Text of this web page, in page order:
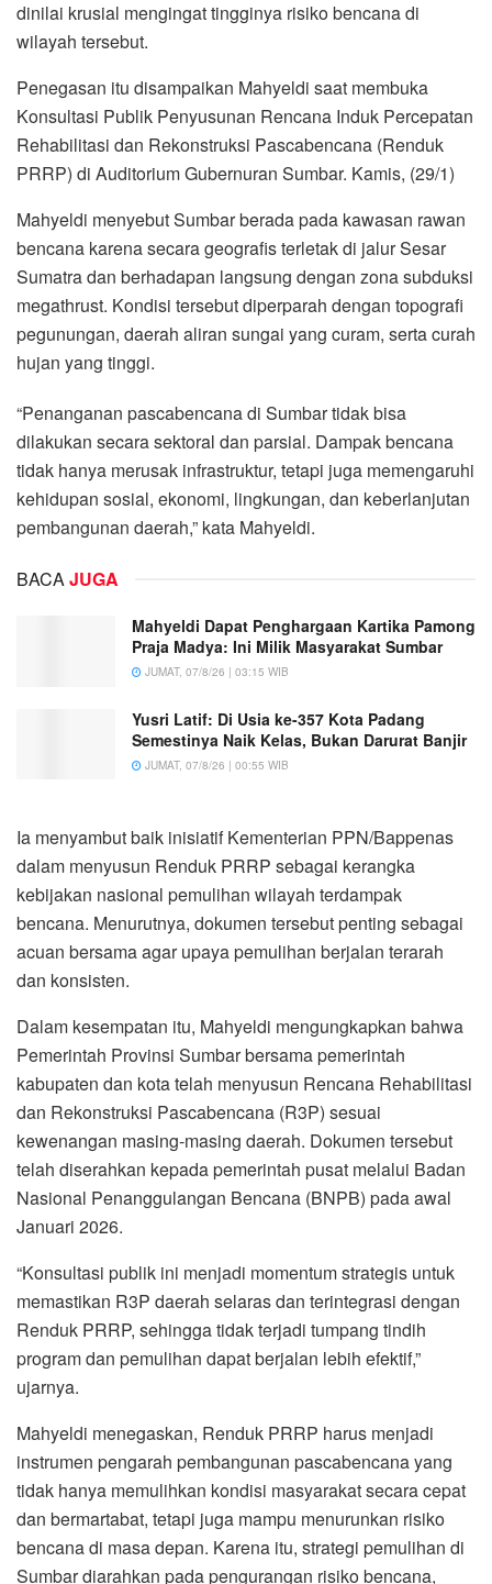
dinilai krusial mengingat tingginya risiko bencana di
wilayah tersebut.
Penegasan itu disampaikan Mahyeldi saat membuka
Konsultasi Publik Penyusunan Rencana Induk Percepatan
Rehabilitasi dan Rekonstruksi Pascabencana (Renduk
PRRP) di Auditorium Gubernuran Sumbar. Kamis, (29/1)
Mahyeldi menyebut Sumbar berada pada kawasan rawan
bencana karena secara geografis terletak di jalur Sesar
Sumatra dan berhadapan langsung dengan zona subduksi
megathrust. Kondisi tersebut diperparah dengan topografi
pegunungan, daerah aliran sungai yang curam, serta curah
hujan yang tinggi.
“Penanganan pascabencana di Sumbar tidak bisa
dilakukan secara sektoral dan parsial. Dampak bencana
tidak hanya merusak infrastruktur, tetapi juga memengaruhi
kehidupan sosial, ekonomi, lingkungan, dan keberlanjutan
pembangunan daerah,” kata Mahyeldi.
BACAJUGA
Mahyeldi Dapat Penghargaan Kartika Pamong
Praja Madya: Ini Milik Masyarakat Sumbar
JUMAT, 07/8/26 | 03:15 WIB
Yusri Latif: Di Usia ke-357 Kota Padang
Semestinya Naik Kelas, Bukan Darurat Banjir
JUMAT, 07/8/26 | 00:55 WIB
Ia menyambut baik inisiatif Kementerian PPN/Bappenas
dalam menyusun Renduk PRRP sebagai kerangka
kebijakan nasional pemulihan wilayah terdampak
bencana. Menurutnya, dokumen tersebut penting sebagai
acuan bersama agar upaya pemulihan berjalan terarah
dan konsisten.
Dalam kesempatan itu, Mahyeldi mengungkapkan bahwa
Pemerintah Provinsi Sumbar bersama pemerintah
kabupaten dan kota telah menyusun Rencana Rehabilitasi
dan Rekonstruksi Pascabencana (R3P) sesuai
kewenangan masing-masing daerah. Dokumen tersebut
telah diserahkan kepada pemerintah pusat melalui Badan
Nasional Penanggulangan Bencana (BNPB) pada awal
Januari 2026.
“Konsultasi publik ini menjadi momentum strategis untuk
memastikan R3P daerah selaras dan terintegrasi dengan
Renduk PRRP, sehingga tidak terjadi tumpang tindih
program dan pemulihan dapat berjalan lebih efektif,”
ujarnya.
Mahyeldi menegaskan, Renduk PRRP harus menjadi
instrumen pengarah pembangunan pascabencana yang
tidak hanya memulihkan kondisi masyarakat secara cepat
dan bermartabat, tetapi juga mampu menurunkan risiko
bencana di masa depan. Karena itu, strategi pemulihan di
Sumbar diarahkan pada pengurangan risiko bencana,